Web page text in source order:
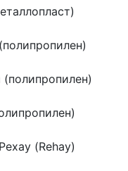
(Rehay)